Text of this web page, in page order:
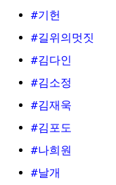
#기헌
#길위의멋짓
#김다인
#김소정
#김재욱
#김포도
#나희원
#날개